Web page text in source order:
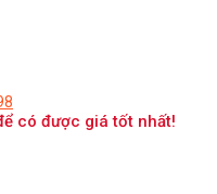
có được giá tốt nhất!